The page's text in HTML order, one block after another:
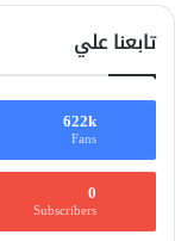
تابعنا علي
622k
Fans
0
Subscribers